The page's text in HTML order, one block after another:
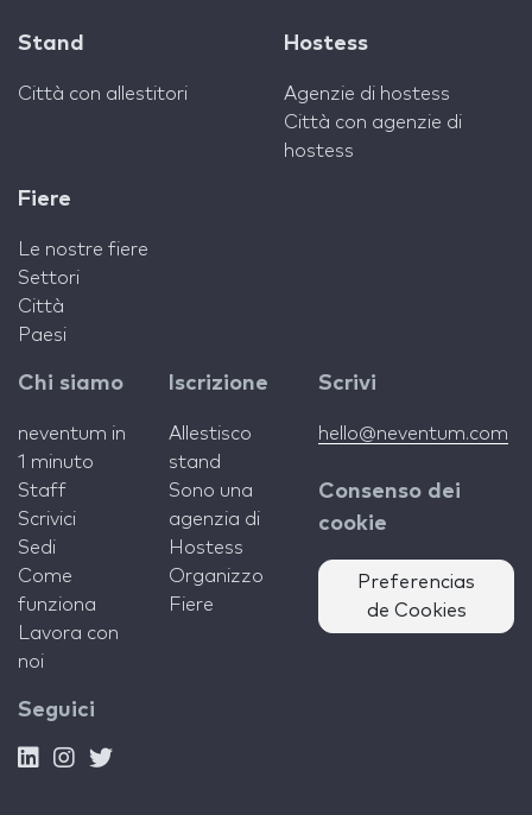
Stand
Città con allestitori
Hostess
Agenzie di hostess
Città con agenzie di
hostess
Fiere
Le nostre fiere
Settori
Città
Paesi
Chi siamo
neventum in
1 minuto
Staff
Scrivici
Sedi
Come
funziona
Lavora con
noi
Iscrizione
Allestisco
stand
Sono una
agenzia di
Hostess
Organizzo
Fiere
Scrivi
hello@neventum.com
Consenso dei
cookie
Preferencias
de Cookies
Seguici